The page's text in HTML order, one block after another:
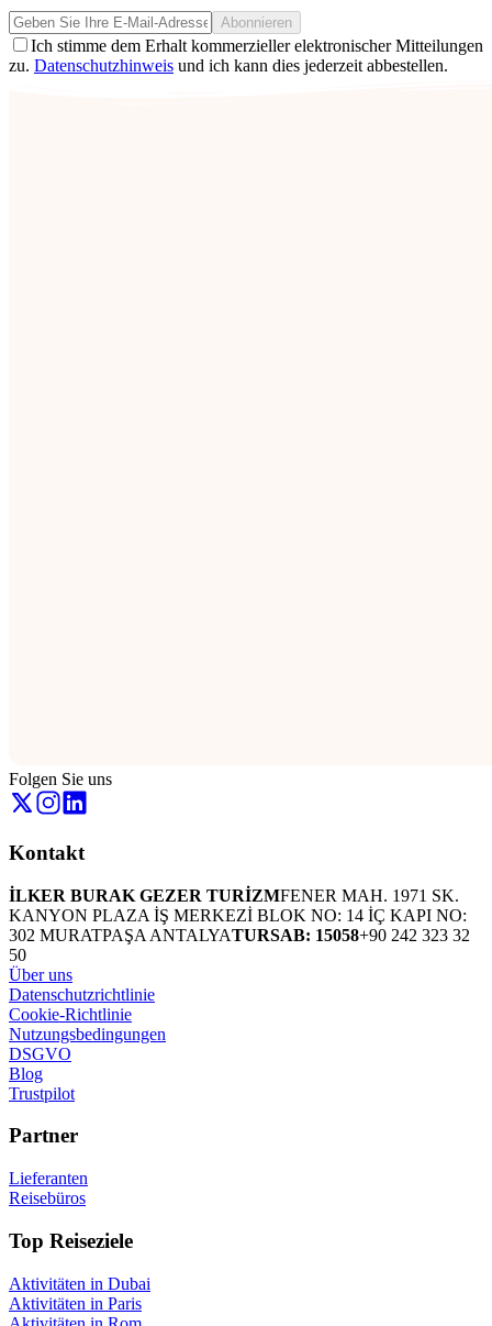
Abonnieren
Ich stimme dem Erhalt kommerzieller elektronischer Mitteilungen
zu. Datenschutzhinweis und ich kann dies jederzeit abbestellen.
Folgen Sie uns
Kontakt
İLKER BURAK GEZER TURİZMFENER MAH. 1971 SK.
KANYON PLAZA İŞ MERKEZİ BLOK NO: 14 İÇ KAPI NO:
302 MURATPAŞA ANTALYATURSAB: 15058+90 242 323 32
50
Über uns
Datenschutzrichtlinie
Cookie-Richtlinie
Nutzungsbedingungen
DSGVO
Blog
Trustpilot
Partner
Lieferanten
Reisebüros
Top Reiseziele
Aktivitäten in Dubai
Aktivitäten in Paris